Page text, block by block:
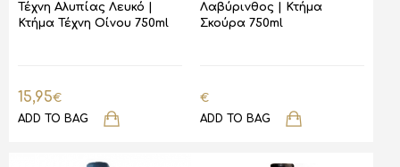
Τέχνη Αλυπίας Λευκό |
Κτήμα Τέχνη Οίνου 750ml
15,95€
ADD TO BAG
Λαβύρινθος | Κτήμα
Σκούρα 750ml
€
ADD TO BAG